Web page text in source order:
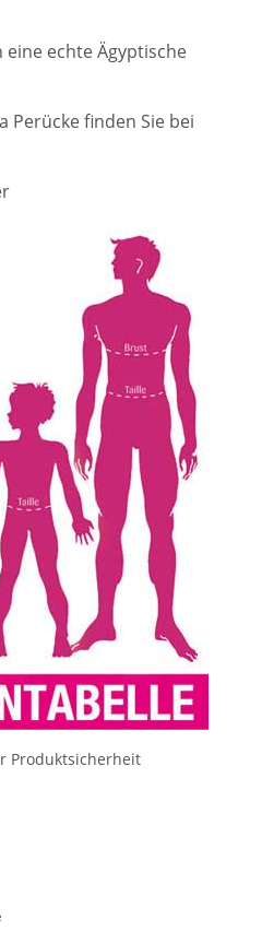
eine echte Ägyptische
Perücke finden Sie bei
Produktsicherheit